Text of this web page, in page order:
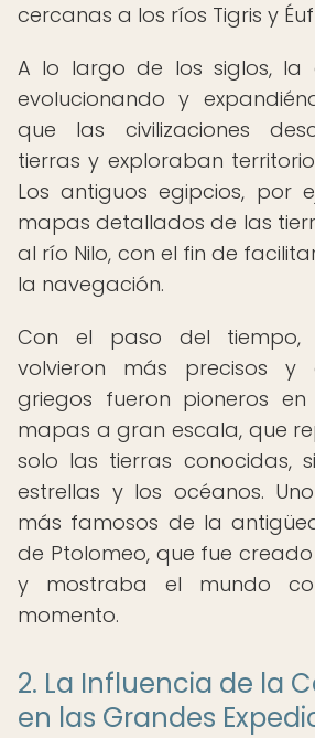
cercanas a los ríos Tigris y
A lo largo de los siglos, la
evolucionando y
que las civilizaciones
tierras y exploraban
Los antiguos egipcios, por
mapas detallados de las
al río Nilo, con el fin de
la navegación.
Con el paso del tiempo,
volvieron más precisos y
griegos fueron pioneros
mapas a gran escala, que
solo las tierras conocidas,
estrellas y los océanos.
más famosos de la
de Ptolomeo, que fue creado
y mostraba el mundo
momento.
2. La Influencia de la
en las Grandes